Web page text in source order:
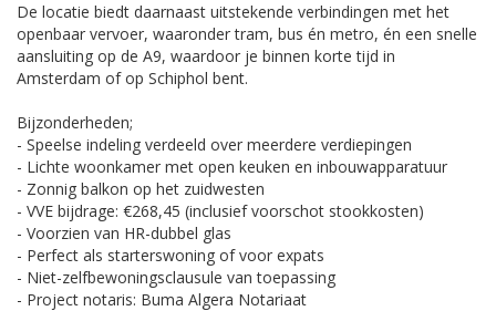
De locatie biedt daarnaast uitstekende verbindingen met het
openbaar vervoer, waaronder tram, bus én metro, én een snelle
aansluiting op de A9, waardoor je binnen korte tijd in
Amsterdam of op Schiphol bent.
Bijzonderheden;
- Speelse indeling verdeeld over meerdere verdiepingen
- Lichte woonkamer met open keuken en inbouwapparatuur
- Zonnig balkon op het zuidwesten
- VVE bijdrage: €268,45 (inclusief voorschot stookkosten)
- Voorzien van HR-dubbel glas
- Perfect als starterswoning of voor expats
- Niet-zelfbewoningsclausule van toepassing
- Project notaris: Buma Algera Notariaat